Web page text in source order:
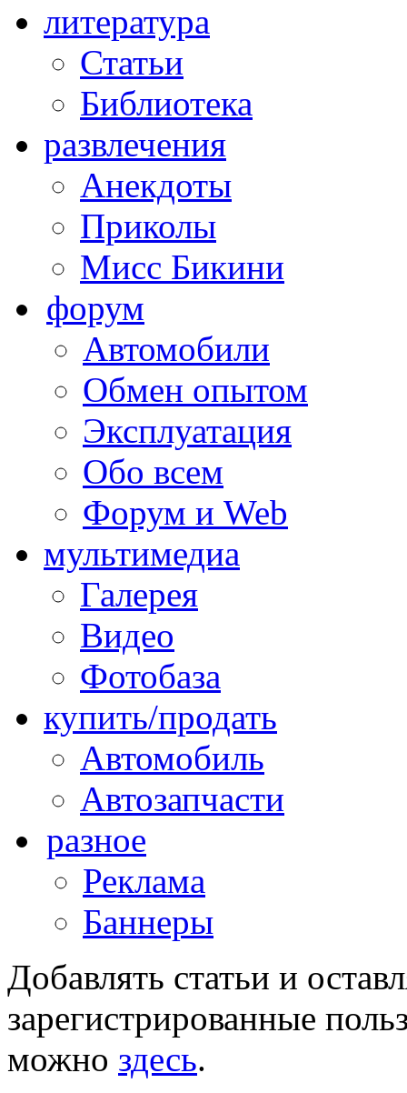
литература
Статьи
Библиотека
развлечения
Анекдоты
Приколы
Мисс Бикини
форум
Автомобили
Обмен опытом
Эксплуатация
Обо всем
Форум и Web
мультимедиа
Галерея
Видео
Фотобаза
купить/продать
Автомобиль
Автозапчасти
разное
Реклама
Баннеры
Добавлять статьи и
зарегистрированные
можно здесь.